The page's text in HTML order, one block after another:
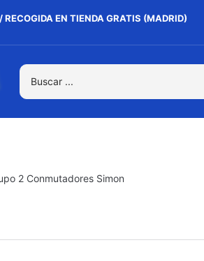
EN TIENDA GRATIS (MADRID)
2 Conmutadores Simon